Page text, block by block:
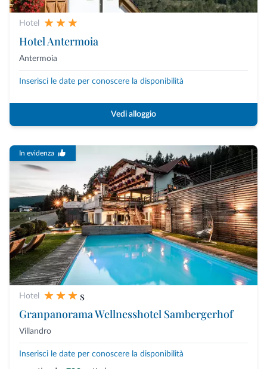
Hotel
Hotel Antermoia
Antermoia
Inserisci le date per conoscere la disponibilità
Vedi alloggio
In evidenza
Hotel
s
Granpanorama Wellnesshotel Sambergerhof
Villandro
Inserisci le date per conoscere la disponibilità